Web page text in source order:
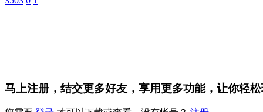
马上注册，结交更多好友，享用更多功能，让你轻松